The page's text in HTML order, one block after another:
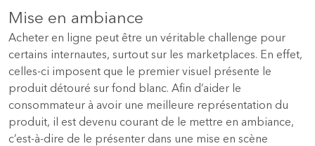
Mise en ambiance
Acheter en ligne peut être un véritable challenge pour
certains internautes, surtout sur les marketplaces. En effet,
celles-ci imposent que le premier visuel présente le
produit détouré sur fond blanc. Afin d’aider le
consommateur à avoir une meilleure représentation du
produit, il est devenu courant de le mettre en ambiance,
c’est-à-dire de le présenter dans une mise en scène